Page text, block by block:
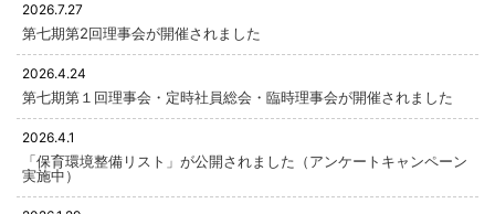
第七期第2回理事会が開催されました
2026.7.27
第七期第１回理事会・定時社員総会・臨時理事会が開催されました
2026.4.24
「保育環境整備リスト」が公開されました（アンケートキャンペーン
実施中）
2026.4.1